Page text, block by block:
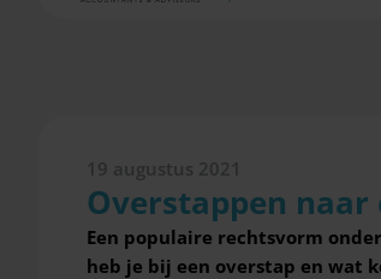
19 augustus 2021
Overstappen naar
Een populaire rechtsvorm
heb je bij een overstap en wat